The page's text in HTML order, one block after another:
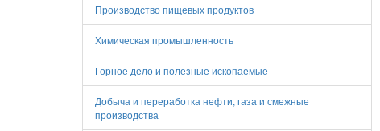
Производство пищевых продуктов
Химическая промышленность
Горное дело и полезные ископаемые
Добыча и переработка нефти, газа и смежные
производства